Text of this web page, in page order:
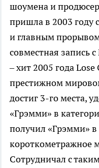
шоумена и
пришла в 2003 году
и главным прорывом
совместная запись
– хит 2005 года
престижном
достиг 3-го места,
«Грэмми» в
получил «Грэмми»
короткометражное
Сотрудничал с